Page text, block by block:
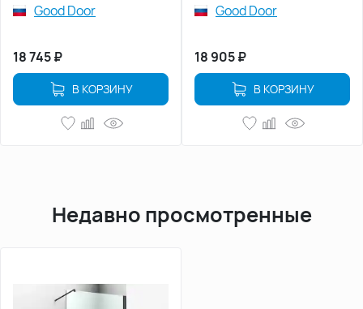
Good Door
18 745₽
В КОРЗИНУ
Good Door
18 905₽
В КОРЗИНУ
Недавно просмотренные